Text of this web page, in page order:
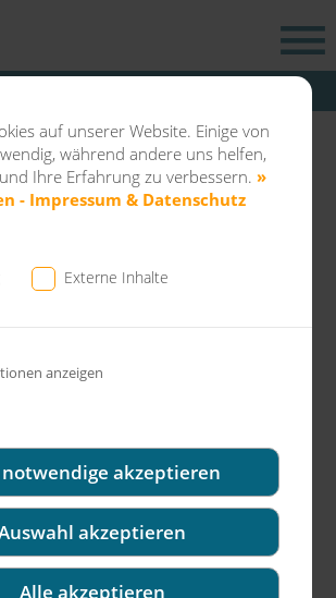
auf unserer Website. Einige von
während andere uns helfen,
Ihre Erfahrung zu verbessern. »
- Impressum & Datenschutz
Externe Inhalte
anzeigen
akzeptieren
akzeptieren
Alle akzeptieren
Balneo & Kosmetik KL
Kamp-Lintfort
Gemeinschaftspraxis Dr.